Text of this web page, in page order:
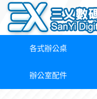
各式辦公桌
辦公室配件